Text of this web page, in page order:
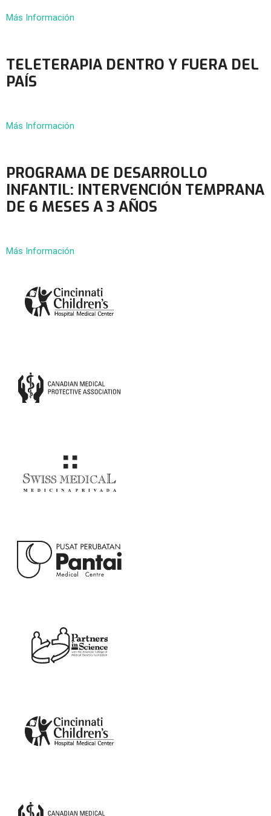
Más Información
TELETERAPIA DENTRO Y FUERA DEL
PAÍS
Más Información
PROGRAMA DE DESARROLLO
INFANTIL: INTERVENCIÓN TEMPRANA
DE 6 MESES A 3 AÑOS
Más Información